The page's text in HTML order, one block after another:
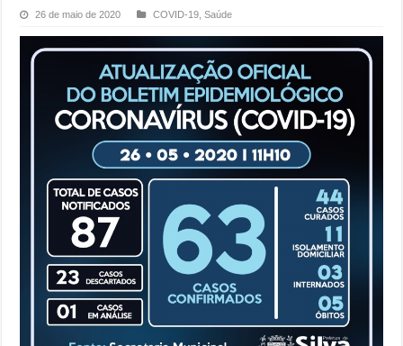
26 de maio de 2020 COVID-19 ,Saúde